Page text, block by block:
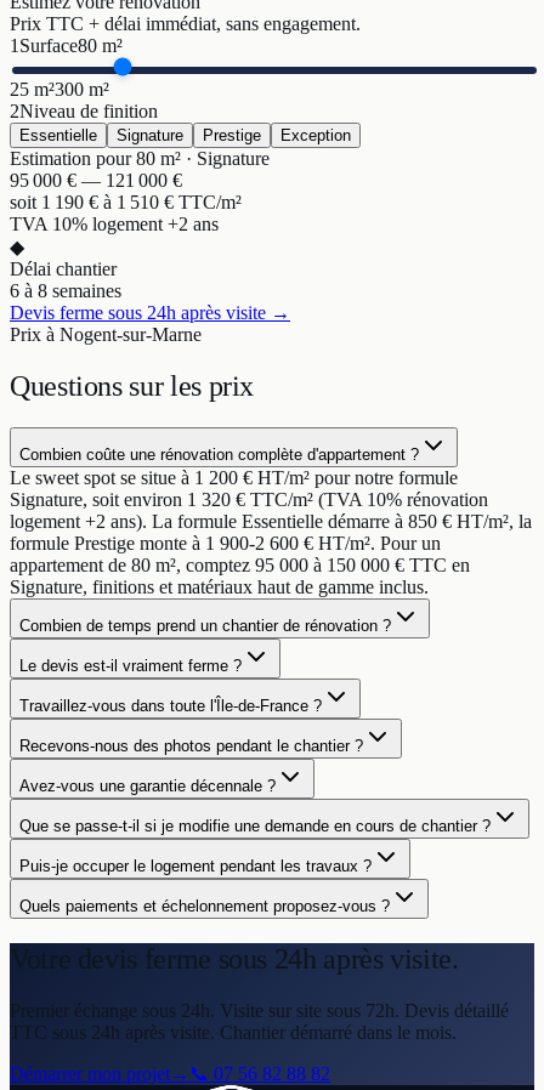
Prix TTC + délai immédiat, sans engagement.
1Surface80 m²
25 m²300 m²
2Niveau de finition
Essentielle Signature Prestige Exception
Estimation pour80 m² · Signature
95 000 € — 121 000 €
soit 1 190 € à 1 510 € TTC/m²
TVA 10% logement +2 ans
◆
Délai chantier
6 à 8 semaines
Devis ferme sous 24h après visite →
Prix à Nogent-sur-Marne
Questions surles prix
Combien coûte une rénovation complète d'appartement ?
Le sweet spot se situe à 1 200 € HT/m² pour notre formule
Signature, soit environ 1 320 € TTC/m² (TVA 10% rénovation
logement +2 ans). La formule Essentielle démarre à 850 € HT/m², la
formule Prestige monte à 1 900-2 600 € HT/m². Pour un
appartement de 80 m², comptez 95 000 à 150 000 € TTC en
Signature, finitions et matériaux haut de gamme inclus.
Combien de temps prend un chantier de rénovation ?
Le devis est-il vraiment ferme ?
Travaillez-vous dans toute l'Île-de-France ?
Recevons-nous des photos pendant le chantier ?
Avez-vous une garantie décennale ?
Que se passe-t-il si je modifie une demande en cours de chantier ?
Puis-je occuper le logement pendant les travaux ?
Quels paiements et échelonnement proposez-vous ?
Votre devis ferme sous 24h après visite.
Premier échange sous 24h. Visite sur site sous 72h. Devis détaillé
TTC sous 24h après visite. Chantier démarré dans le mois.
Démarrer mon projet→ 📞 07 56 82 88 82